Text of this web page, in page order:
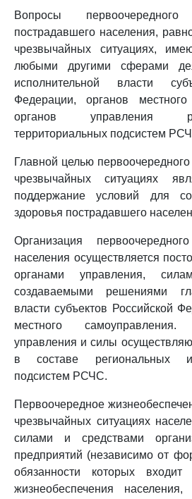
Вопросы первоочередного
пострадавшего населения,
чрезвычайных ситуациях,
любыми другими сферами
исполнительной власти
Федерации, органов
органов управления
территориальных подсистем
Главной целью
чрезвычайных ситуациях
поддержание условий для
здоровья пострадавшего
Организация
населения осуществляется
органами управления,
создаваемыми решениями
власти субъектов Российской
местного
управления и силы
в составе региональных и
подсистем РСЧС.
Первоочередное
чрезвычайных ситуациях
силами и средствами
предприятий (независимо от
обязанности которых
жизнеобеспечения